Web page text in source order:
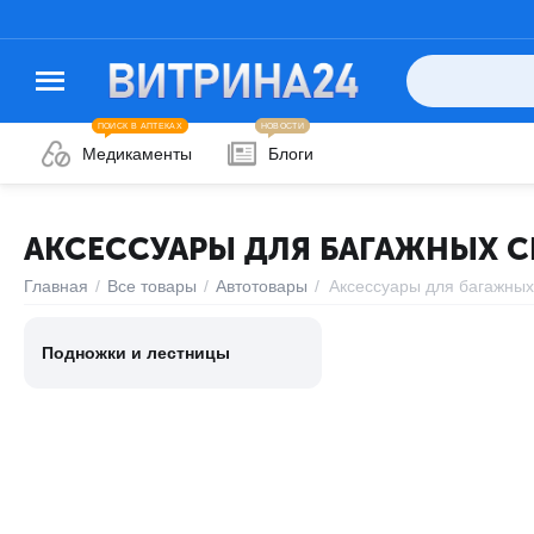
Медикаменты
ПОИСК В АПТЕКАХ
Блоги
НОВОСТИ
АКСЕССУАРЫ ДЛЯ БАГАЖНЫХ
Главная / Все товары / Автотовары / Аксессуары для
Подножки и лестницы